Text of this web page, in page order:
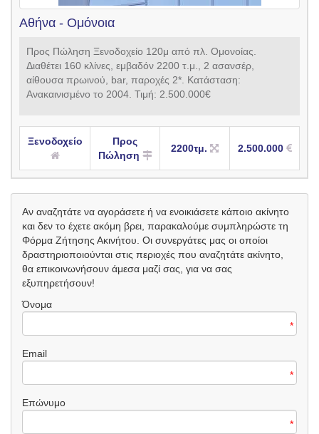
Αθήνα - Ομόνοια
Προς Πώληση Ξενοδοχείο 120μ από πλ. Ομονοίας.
Διαθέτει 160 κλίνες, εμβαδόν 2200 τ.μ., 2 ασανσέρ,
αίθουσα πρωινού, bar, παροχές 2*. Κατάσταση:
Ανακαινισμένο το 2004. Τιμή: 2.500.000€
Ξενοδοχείο
Προς
Πώληση
2200τμ. 2.500.000
Αν αναζητάτε να αγοράσετε ή να ενοικιάσετε κάποιο ακίνητο
και δεν το έχετε ακόμη βρει, παρακαλούμε συμπληρώστε τη
Φόρμα Ζήτησης Ακινήτου. Οι συνεργάτες μας οι οποίοι
δραστηριοποιούνται στις περιοχές που αναζητάτε ακίνητο,
θα επικοινωνήσουν άμεσα μαζί σας, για να σας
εξυπηρετήσουν!
Όνομα
*
Email
*
Επώνυμο
*